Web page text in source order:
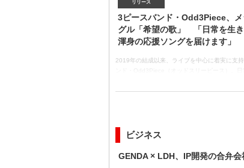
リリース
3ピースバンド・Odd3Piece、
グル「希望の歌」 「日常を生き
渾身の応援ソングを届けます」
2019年の結成以来、ライブを中心に着実に支
さな希望を、温かなメロディと誠実な言葉で描
ーの共感を集めてきた。ライブでは音と言葉で
Odd3Piece『希望』と向き合って生まれた応
は、松田栄作（Vo＆Ag）、示村俊人（Ba）、
3人組。2025年8月にリリースしたメジャー
でデビューを果たした彼らは、「私の頭の中」
ビジネス
GENDA × LDH、IP開発の合弁